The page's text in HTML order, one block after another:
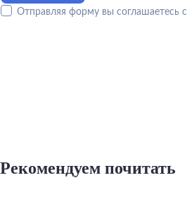
Отправляя форму вы соглашаетесь с
Рекомендуем почитать